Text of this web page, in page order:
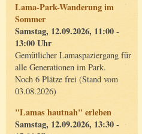
Lama-Park-Wanderung im
Sommer
Samstag, 12.09.2026, 11:00 -
13:00 Uhr
Gemütlicher Lamaspaziergang für
alle Generationen im Park.
Noch 6 Plätze frei (Stand vom
03.08.2026)
"Lamas hautnah" erleben
Samstag, 12.09.2026, 13:30 -